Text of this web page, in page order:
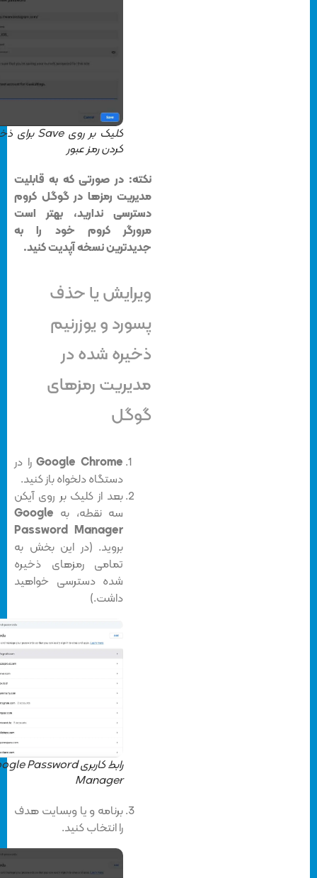
کلیک بر روی Save برای ذخیره
کردن رمز عبور
نکته: در صورتی که به قابلیت
مدیریت رمزها در گوگل کروم
دسترسی ندارید، بهتر است
مرورگر کروم خود را به
جدیدترین نسخه آپدیت کنید.
ویرایش یا حذف
پسورد و یوزرنیم
ذخیره شده در
مدیریت رمزهای
گوگل
Google Chromeرا در
دستگاه دلخواه باز کنید.
بعد از کلیک بر روی آیکن
سه نقطه، به Google
Password Manager
بروید. (در این بخش به
تمامی رمزهای ذخیره
شده دسترسی خواهید
داشت.)
رابط کاربری Google Password
Manager
برنامه و یا وبسایت هدف
را انتخاب کنید.